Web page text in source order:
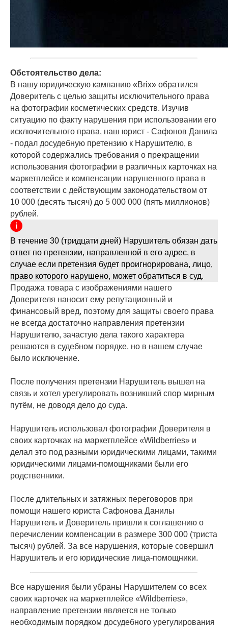
Обстоятельство дела:
В нашу юридическую кампанию «Brix» обратился
Доверитель с целью защиты исключительного права
на фотографии косметических средств. Изучив
ситуацию по факту нарушения при использовании его
исключительного права, наш юрист - Сафонов Данила
- подал досудебную претензию к Нарушителю, в
которой содержались требования о прекращении
использования фотографии в различных карточках на
маркетплейсе и компенсации нарушенного права в
соответствии с действующим законодательством от
10 000 (десять тысяч) до 5 000 000 (пять миллионов)
рублей.
В течение 30 (тридцати дней) Нарушитель обязан дать
ответ по претензии, направленной в его адрес, в
случае если претензия будет проигнорирована, лицо,
право которого нарушено, может обратиться в суд.
Продажа товара с изображениями нашего
Доверителя наносит ему репутационный и
финансовый вред, поэтому для защиты своего права
не всегда достаточно направления претензии
Нарушителю, зачастую дела такого характера
решаются в судебном порядке, но в нашем случае
было исключение.
После получения претензии Нарушитель вышел на
связь и хотел урегулировать возникший спор мирным
путём, не доводя дело до суда.
Нарушитель использовал фотографии Доверителя в
своих карточках на маркетплейсе «Wildberries» и
делал это под разными юридическими лицами, такими
юридическими лицами-помощниками были его
родственники.
После длительных и затяжных переговоров при
помощи нашего юриста Сафонова Данилы
Нарушитель и Доверитель пришли к соглашению о
перечислении компенсации в размере 300 000 (триста
тысяч) рублей. За все нарушения, которые совершил
Нарушитель и его юридические лица-помощники.
Все нарушения были убраны Нарушителем со всех
своих карточек на маркетплейсе «Wildberries»,
направление претензии является не только
необходимым порядком досудебного урегулирования